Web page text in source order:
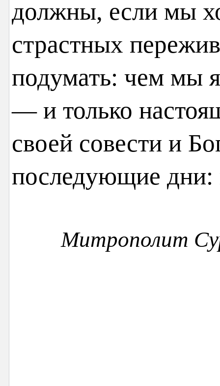
должны, если мы
страстных
подумать: чем мы
— и только
своей совести и
последующие
Митрополит